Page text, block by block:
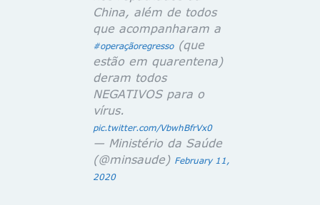
China, além de todos
que acompanharam a
#operaçãoregresso(que
estão em quarentena)
deram todos
NEGATIVOS para o
vírus.
pic.twitter.com/VbwhBfrVx0
— Ministério da Saúde
(@minsaude) February 11,
2020